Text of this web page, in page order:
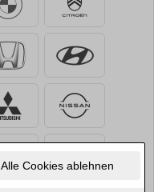
Alle Cookies ablehnen